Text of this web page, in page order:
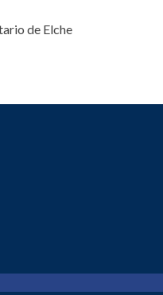
de Elche